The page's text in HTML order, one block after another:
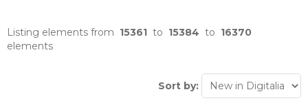
Listing elements from 15361 to 15384 to 16370
elements
Sort by: